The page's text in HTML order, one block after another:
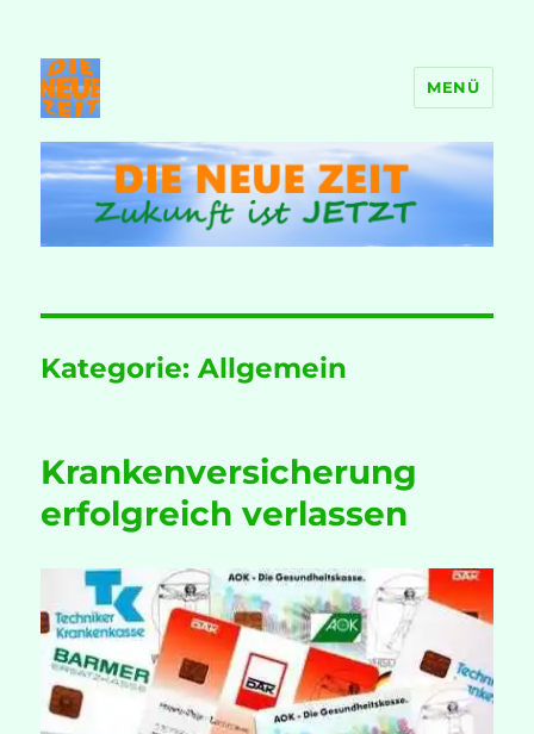
DIE NEUE ZEIT
MENÜ
Kategorie:Allgemein
Krankenversicherung
erfolgreich verlassen